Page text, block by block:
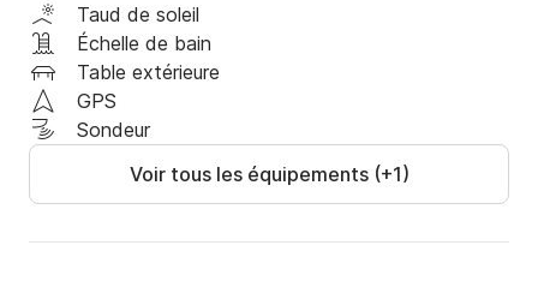
Taud de soleil
Échelle de bain
Table extérieure
GPS
Sondeur
Voir tous les équipements (+1)